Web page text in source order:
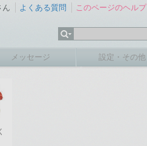
ん よくある質問 このページのヘルプ
メッセージ 設定・その他